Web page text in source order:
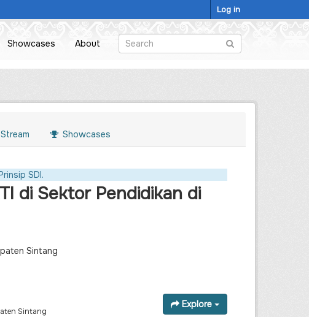
Log in
Showcases About
Showcases
SDI.
di Sektor Pendidikan di
Sintang
Sintang
Explore